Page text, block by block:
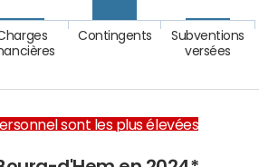
Contingents
Subventions
versées
sont les plus élevées